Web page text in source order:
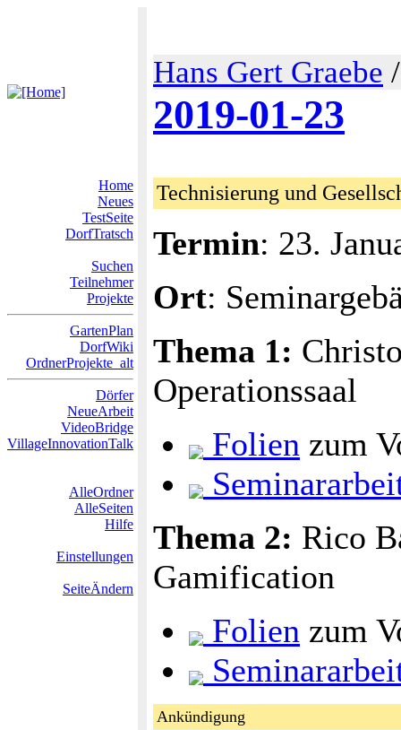
Hans Gert Graebe
2019-01-23
Home
Neues
TestSeite
DorfTratsch
Suchen
Teilnehmer
Projekte
GartenPlan
DorfWiki
OrdnerProjekte_alt
Dörfer
NeueArbeit
VideoBridge
VillageInnovationTalk
AlleOrdner
AlleSeiten
Hilfe
Einstellungen
SeiteÄndern
Technisierung und
Termin: 23.
Ort:
Thema 1:
Operationssaal
Folien zum
Thema 2: Rico
Gamification
Folien zum
Ankündigung